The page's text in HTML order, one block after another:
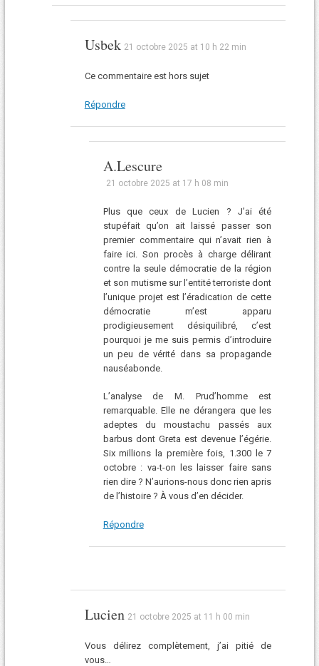
Usbek 21 octobre 2025 at 10 h 22 min
Ce commentaire est hors sujet
Répondre
A.Lescure
21 octobre 2025 at 17 h 08 min
Plus que ceux de Lucien ? J’ai été
stupéfait qu’on ait laissé passer son
premier commentaire qui n’avait rien à
faire ici. Son procès à charge délirant
contre la seule démocratie de la région
et son mutisme sur l’entité terroriste dont
l’unique projet est l’éradication de cette
démocratie m’est apparu
prodigieusement désiquilibré, c’est
pourquoi je me suis permis d’introduire
un peu de vérité dans sa propagande
nauséabonde.
L’analyse de M. Prud’homme est
remarquable. Elle ne dérangera que les
adeptes du moustachu passés aux
barbus dont Greta est devenue l’égérie.
Six millions la première fois, 1.300 le 7
octobre : va-t-on les laisser faire sans
rien dire ? N’aurions-nous donc rien apris
de l’histoire ? À vous d’en décider.
Répondre
Lucien 21 octobre 2025 at 11 h 00 min
Vous délirez complètement, j’ai pitié de
vous…